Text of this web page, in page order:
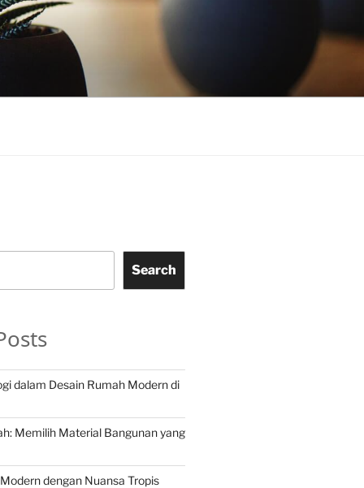
Search
dalam Desain Rumah Modern di
Memilih Material Bangunan yang
dengan Nuansa Tropis